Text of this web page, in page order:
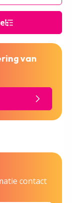
van
contact